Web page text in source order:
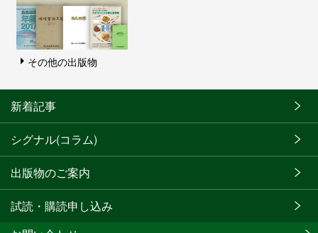
その他の出版物
新着記事
シグナル(コラム)
出版物のご案内
試読・購読申し込み